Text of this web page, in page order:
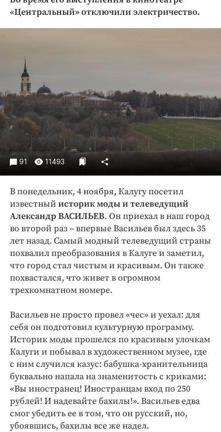
Криминал
Погода
Праздники
Происшествия
Спорт
Экономика и бизнес
ПРОЕКТЫ
Издания
Медиаперсона
Интересное чтиво
Клиника года
Бренд года
Работодатель года
«Центральный» отключили электричество.
91 11493
В понедельник, 4 ноября, Калугу посетил
известный историк моды и телеведущий
Александр ВАСИЛЬЕВ. Он приехал в наш город
во второй раз – впервые Васильев был здесь 35
лет назад. Самый модный телеведущий страны
похвалил преобразования в Калуге и заметил,
что город стал чистым и красивым. Он также
похвастался, что живет в огромном
трехкомнатном номере.
Васильев не просто провел «чес» и уехал: для
себя он подготовил культурную программу.
Историк моды прошелся по красивым улочкам
Калуги и побывал в художественном музее, где
с ним случился казус: бабушка-хранительница
буквально напала на знаменитость с криками:
«Вы иностранец! Иностранцам вход по 250
рублей! И надевайте бахилы!». Васильев едва
смог убедить ее в том, что он русский, но,
убоявшись, бахилы все же надел.